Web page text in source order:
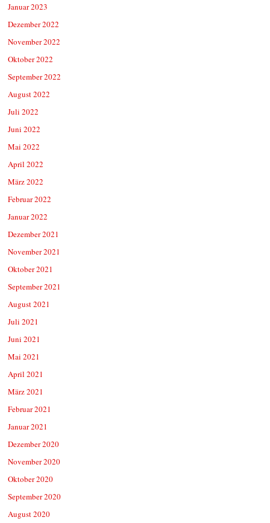
Januar 2023
Dezember 2022
November 2022
Oktober 2022
September 2022
August 2022
Juli 2022
Juni 2022
Mai 2022
April 2022
März 2022
Februar 2022
Januar 2022
Dezember 2021
November 2021
Oktober 2021
September 2021
August 2021
Juli 2021
Juni 2021
Mai 2021
April 2021
März 2021
Februar 2021
Januar 2021
Dezember 2020
November 2020
Oktober 2020
September 2020
August 2020